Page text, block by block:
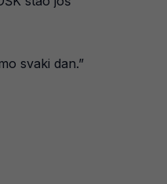
svaki dan.”